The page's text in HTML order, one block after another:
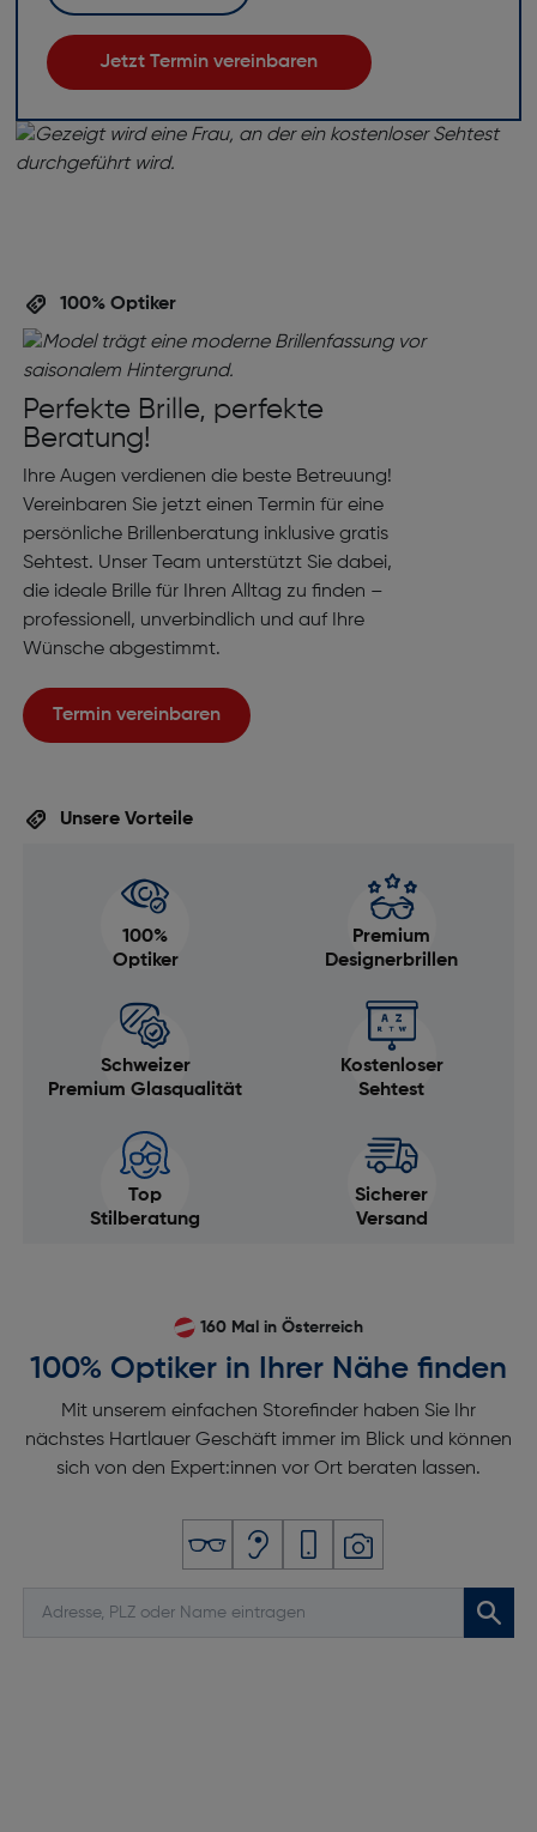
Jetzt Termin vereinbaren
100% Optiker
Perfekte Brille, perfekte
Beratung!
Ihre Augen verdienen die beste Betreuung!
Vereinbaren Sie jetzt einen Termin für eine
persönliche Brillenberatung inklusive gratis
Sehtest. Unser Team unterstützt Sie dabei,
die ideale Brille für Ihren Alltag zu finden –
professionell, unverbindlich und auf Ihre
Wünsche abgestimmt.
Termin vereinbaren
Unsere Vorteile
100%
Optiker
Premium
Designerbrillen
Schweizer
Premium Glasqualität
Kostenloser
Sehtest
Top
Stilberatung
Sicherer
Versand
160 Mal in Österreich
100% Optiker in Ihrer Nähe finden
Mit unserem einfachen Storefinder haben Sie Ihr
nächstes Hartlauer Geschäft immer im Blick und können
sich von den Expert:innen vor Ort beraten lassen.